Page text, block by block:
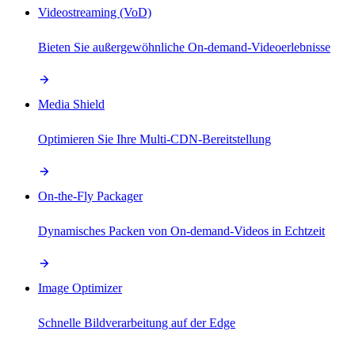
Videostreaming (VoD)
Bieten Sie außergewöhnliche On-demand-Videoerlebnisse
Media Shield
Optimieren Sie Ihre Multi-CDN-Bereitstellung
On-the-Fly Packager
Dynamisches Packen von On-demand-Videos in Echtzeit
Image Optimizer
Schnelle Bildverarbeitung auf der Edge